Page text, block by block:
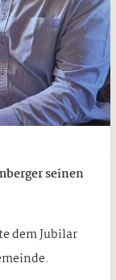
seinen
dem Jubilar